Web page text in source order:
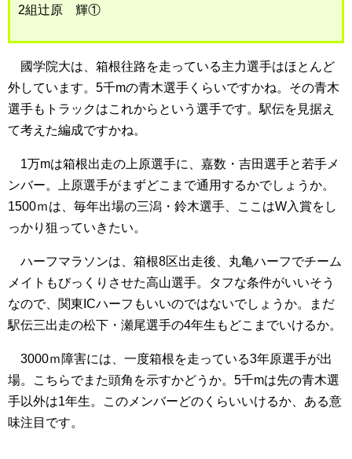
2組辻原 輝①
國学院大は、箱根往路を走っている主力選手はほとんど
外しています。5千mの青木選手くらいですかね。その青木
選手もトラックはこれからという選手です。駅伝を見据え
て考えた編成ですかね。
1万mは箱根出走の上原選手に、嘉数・吉田選手と若手メ
ンバー。上原選手がまずどこまで通用するかでしょうか。
1500ｍは、毎年出場の三潟・鈴木選手、ここはW入賞をし
っかり狙っていきたい。
ハーフマラソンは、箱根8区出走後、丸亀ハーフでチーム
メイトもびっくりさせた高山選手。タフな条件がいいそう
なので、関東ICハーフもいいのではないでしょうか。まだ
駅伝三出走の松下・瀬尾選手の4年生もどこまでいけるか。
3000ｍ障害には、一度箱根を走っている3年原選手が出
場。こちらでまた頭角を示すかどうか。5千mは先の青木選
手以外は1年生。このメンバーどのくらいいけるか、ある意
味注目です。